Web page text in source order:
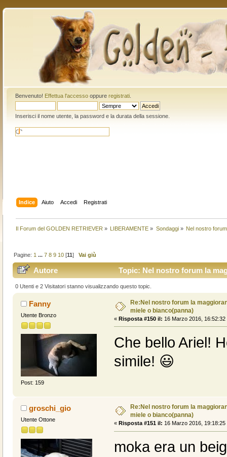
Benvenuto! Effettua l'accessooppure registrati.
Inserisci il nome utente, la password e la durata della sessione.
Indice Aiuto Accedi Registrati
Il Forum del GOLDEN RETRIEVER » LIBERAMENTE » Sondaggi» Nel nostro
Pagine: 1 ...7 8 9 10 [11]Vai giù
Autore
Topic: Nel nostro forum la
volte)
0 Utenti e 2 Visitatori stanno visualizzando questo topic.
Fanny
Utente Bronzo
Post: 159
Re:Nel nostro forum la
miele o bianco(panna)
« Risposta #150 il: 16 Marzo 2016, 16:52:32
Che bello Ariel!
simile! 😃
groschi_gio
Utente Ottone
Re:Nel nostro forum la
miele o bianco(panna)
« Risposta #151 il: 16 Marzo 2016, 19:18:25
moka era un